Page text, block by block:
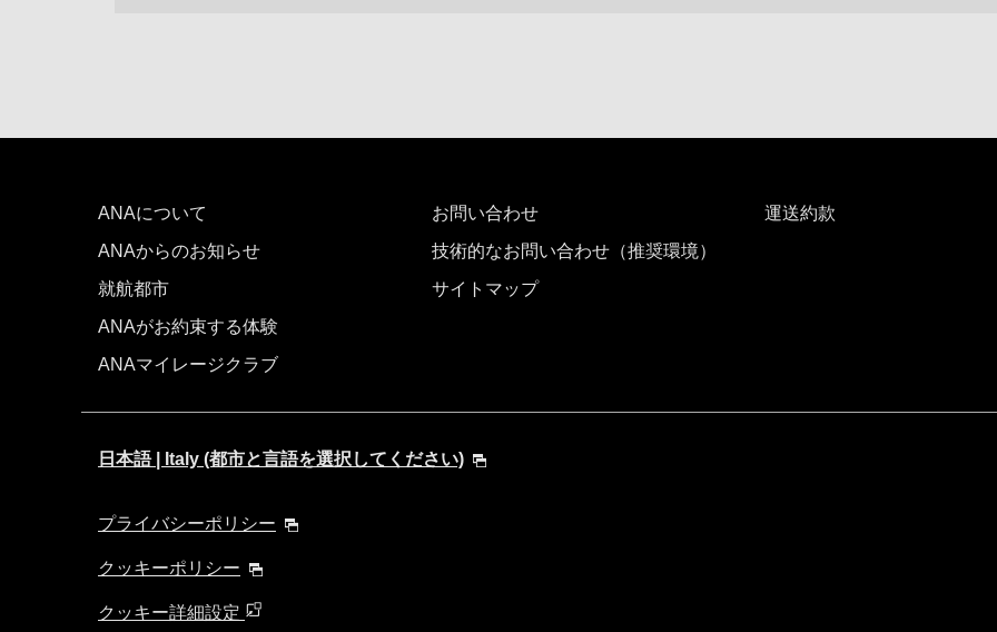
ANAについて
ANAからのお知らせ
就航都市
ANAがお約束する体験
ANAマイレージクラブ
お問い合わせ
技術的なお問い合わせ（推奨環境）
サイトマップ
運送約款
日本語 | Italy (都市と言語を選択してください)
プライバシーポリシー
クッキーポリシー
クッキー詳細設定